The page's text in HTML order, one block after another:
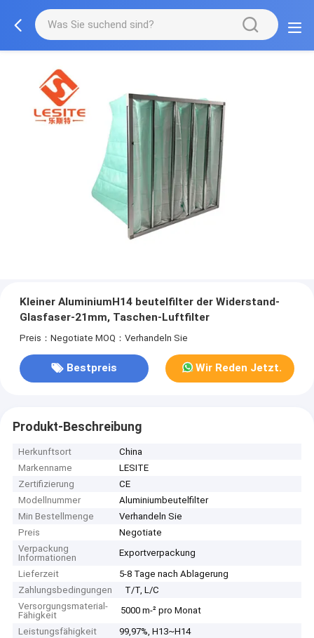
Kleiner AluminiumH14 beutelfilter der Widerstand-
Glasfaser-21mm, Taschen-Luftfilter
Preis：Negotiate MOQ：Verhandeln Sie
Bestpreis Wir Reden Jetzt.
Produkt-Beschreibung
Herkunftsort
China
Markenname
LESITE
Zertifizierung
CE
Modellnummer
Aluminiumbeutelfilter
Min Bestellmenge
Verhandeln Sie
Preis
Negotiate
Verpackung
Informationen
Exportverpackung
Lieferzeit
5-8 Tage nach Ablagerung
Zahlungsbedingungen
T/T, L/C
Versorgungsmaterial-
Fähigkeit
5000 m-² pro Monat
Leistungsfähigkeit
99,97%, H13~H14